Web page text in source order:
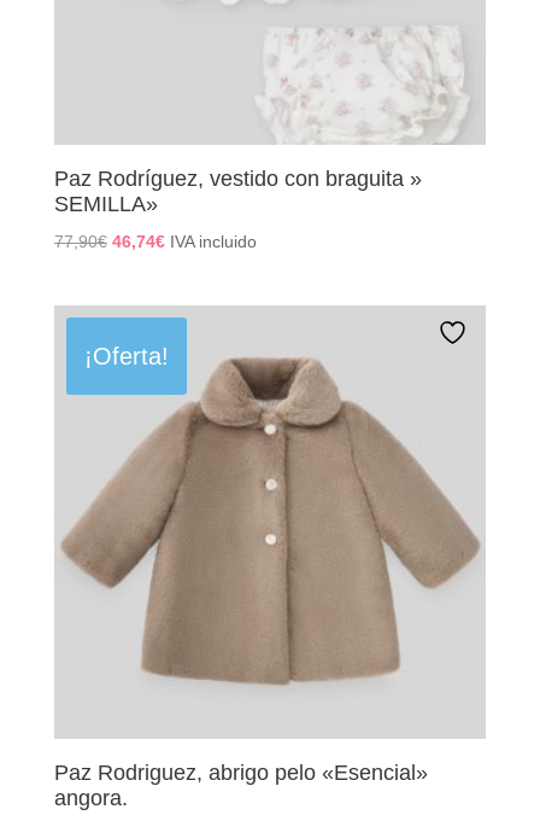
Paz Rodríguez, vestido con braguita »
SEMILLA»
77,90€ El
era:
77,90€.
46,74€El
es:
46,74€.
IVA incluido
¡Oferta!
Paz Rodriguez, abrigo pelo «Esencial»
angora.